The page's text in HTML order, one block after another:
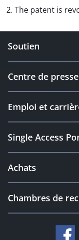
2. The patent is
Soutien
Centre de presse
Emploi et
Single Access
Achats
Chambres de